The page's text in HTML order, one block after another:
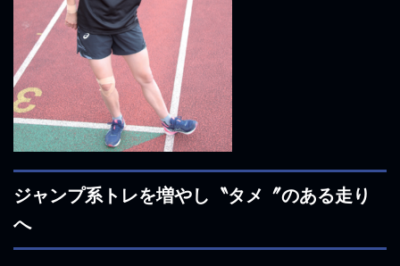
ジャンプ系トレを増やし〝タメ〞のある走り
へ